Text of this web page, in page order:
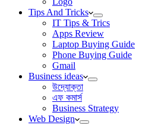
Tips And Tricks
IT Tips & Trics
Apps Review
Laptop Buying Guide
Phone Buying Guide
Gmail
Business ideas
উদ্যোক্তা
এফ কমার্স
Business Strategy
Web Design